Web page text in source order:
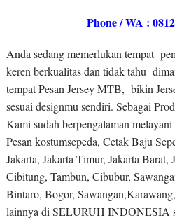
Phone / WA :
Anda sedang memerlukan tempat
keren berkualitas dan tidak tahu
tempat Pesan Jersey MTB, bikin
sesuai designmu sendiri. Sebagai
Kami sudah berpengalaman melayani
Pesan kostumsepeda, Cetak Baju
Jakarta, Jakarta Timur, Jakarta Barat,
Cibitung, Tambun, Cibubur,
Bintaro, Bogor,
lainnya di SELURUH INDONESIA